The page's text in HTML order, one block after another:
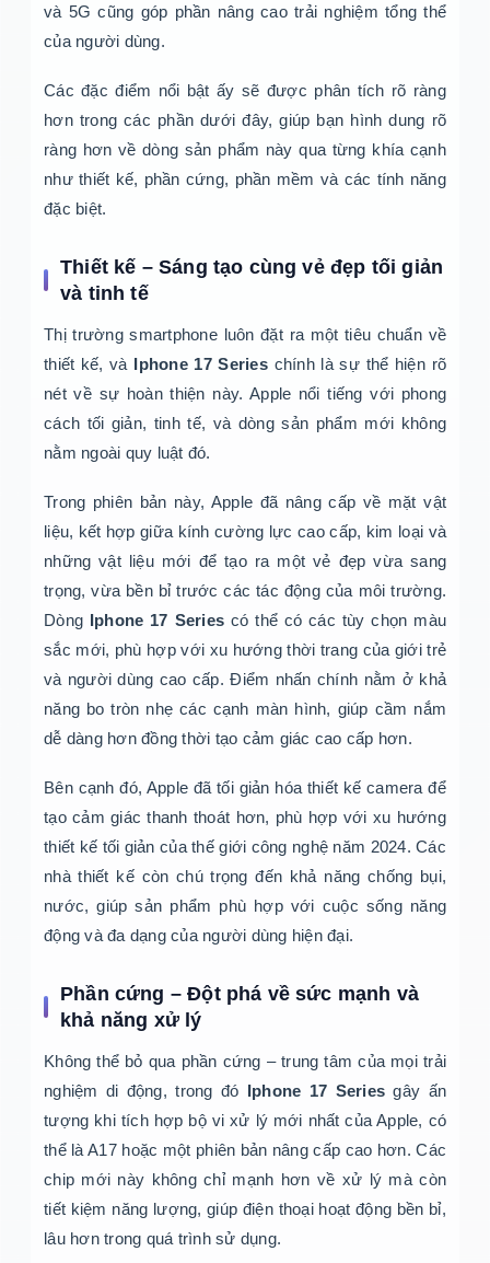
và 5G cũng góp phần nâng cao trải nghiệm tổng thể
của người dùng.
Các đặc điểm nổi bật ấy sẽ được phân tích rõ ràng
hơn trong các phần dưới đây, giúp bạn hình dung rõ
ràng hơn về dòng sản phẩm này qua từng khía cạnh
như thiết kế, phần cứng, phần mềm và các tính năng
đặc biệt.
Thiết kế – Sáng tạo cùng vẻ đẹp tối giản
và tinh tế
Thị trường smartphone luôn đặt ra một tiêu chuẩn về
thiết kế, và Iphone 17 Serieschính là sự thể hiện rõ
nét về sự hoàn thiện này. Apple nổi tiếng với phong
cách tối giản, tinh tế, và dòng sản phẩm mới không
nằm ngoài quy luật đó.
Trong phiên bản này, Apple đã nâng cấp về mặt vật
liệu, kết hợp giữa kính cường lực cao cấp, kim loại và
những vật liệu mới để tạo ra một vẻ đẹp vừa sang
trọng, vừa bền bỉ trước các tác động của môi trường.
Dòng Iphone 17 Series có thể có các tùy chọn màu
sắc mới, phù hợp với xu hướng thời trang của giới trẻ
và người dùng cao cấp. Điểm nhấn chính nằm ở khả
năng bo tròn nhẹ các cạnh màn hình, giúp cầm nắm
dễ dàng hơn đồng thời tạo cảm giác cao cấp hơn.
Bên cạnh đó, Apple đã tối giản hóa thiết kế camera để
tạo cảm giác thanh thoát hơn, phù hợp với xu hướng
thiết kế tối giản của thế giới công nghệ năm 2024. Các
nhà thiết kế còn chú trọng đến khả năng chống bụi,
nước, giúp sản phẩm phù hợp với cuộc sống năng
động và đa dạng của người dùng hiện đại.
Phần cứng – Đột phá về sức mạnh và
khả năng xử lý
Không thể bỏ qua phần cứng – trung tâm của mọi trải
nghiệm di động, trong đó Iphone 17 Series gây ấn
tượng khi tích hợp bộ vi xử lý mới nhất của Apple, có
thể là A17 hoặc một phiên bản nâng cấp cao hơn. Các
chip mới này không chỉ mạnh hơn về xử lý mà còn
tiết kiệm năng lượng, giúp điện thoại hoạt động bền bỉ,
lâu hơn trong quá trình sử dụng.